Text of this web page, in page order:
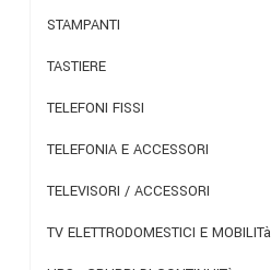
STAMPANTI
TASTIERE
TELEFONI FISSI
TELEFONIA E ACCESSORI
TELEVISORI / ACCESSORI
TV ELETTRODOMESTICI E MOBILITà